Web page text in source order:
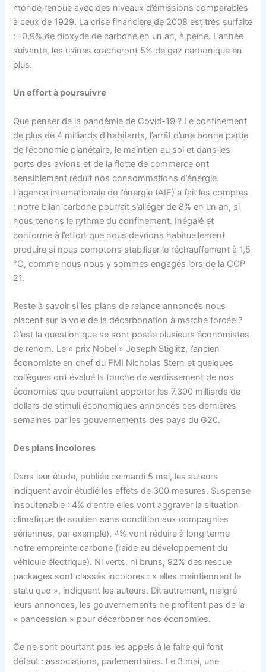
monde renoue avec des niveaux d’émissions comparables
à ceux de 1929. La crise financière de 2008 est très surfaite
: -0,9% de dioxyde de carbone en un an, à peine. L’année
suivante, les usines cracheront 5% de gaz carbonique en
plus.
Un effort à poursuivre
Que penser de la pandémie de Covid-19 ? Le confinement
de plus de 4 milliards d’habitants, l’arrêt d’une bonne partie
de l’économie planétaire, le maintien au sol et dans les
ports des avions et de la flotte de commerce ont
sensiblement réduit nos consommations d’énergie.
L’agence internationale de l’énergie (AIE) a fait les comptes
: notre bilan carbone pourrait s’alléger de 8% en un an, si
nous tenons le rythme du confinement. Inégalé et
conforme à l’effort que nous devrions habituellement
produire si nous comptons stabiliser le réchauffement à 1,5
°C, comme nous nous y sommes engagés lors de la COP
21.
Reste à savoir si les plans de relance annoncés nous
placent sur la voie de la décarbonation à marche forcée ?
C’est la question que se sont posée plusieurs économistes
de renom. Le « prix Nobel » Joseph Stiglitz, l’ancien
économiste en chef du FMI Nicholas Stern et quelques
collègues ont évalué la touche de verdissement de nos
économies que pourraient apporter les 7.300 milliards de
dollars de stimuli économiques annoncés ces dernières
semaines par les gouvernements des pays du G20.
Des plans incolores
Dans leur étude, publiée ce mardi 5 mai, les auteurs
indiquent avoir étudié les effets de 300 mesures. Suspense
insoutenable : 4% d’entre elles vont aggraver la situation
climatique (le soutien sans condition aux compagnies
aériennes, par exemple), 4% vont réduire à long terme
notre empreinte carbone (l’aide au développement du
véhicule électrique). Ni verts, ni bruns, 92% des rescue
packages sont classés incolores : « elles maintiennent le
statu quo », indiquent les auteurs. Dit autrement, malgré
leurs annonces, les gouvernements ne profitent pas de la
« pancession » pour décarboner nos économies.
Ce ne sont pourtant pas les appels à le faire qui font
défaut : associations, parlementaires. Le 3 mai, une